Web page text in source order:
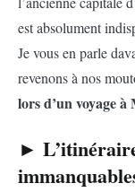
est absolument
Je vous en parle
revenons à nos
lors d’un voyage
►